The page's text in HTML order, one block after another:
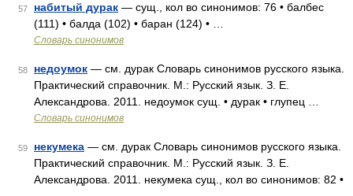
57 набитый дурак — сущ., кол во синонимов: 76 • балбес
(111) • балда (102) • баран (124) • …
Словарь синонимов
58 недоумок — см. дурак Словарь синонимов русского языка.
Практический справочник. М.: Русский язык. З. Е.
Александрова. 2011. недоумок сущ. • дурак • глупец …
Словарь синонимов
59 некумека — см. дурак Словарь синонимов русского языка.
Практический справочник. М.: Русский язык. З. Е.
Александрова. 2011. некумека сущ., кол во синонимов: 82 •